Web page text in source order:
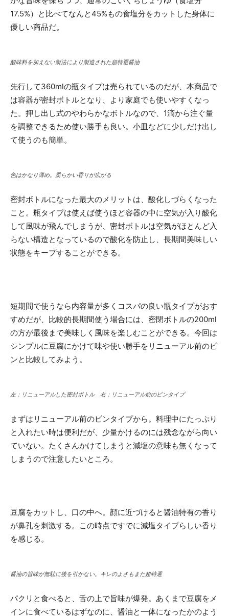
17.5%）と比べてなんと45%もの食塩分をカットした身体に
優しい商品だ。
酸味料を加えない製法により製造された超特選醤油
先行して360mlの瓶タイプは売られているのだが、本商品で
は容器が密封ボトルとなり、より家庭でも使いやすくなっ
た。押し出し式のやわらかなボトルなので、1滴から注ぐ量
を調整できるため使い勝手も良い。小皿などに少しだけ出し
て使うのも簡単。
色はかなり薄め。柔らかい香りが広がる
密封ボトルになった最大のメリットは、酸化しづらくなった
こと。瓶タイプは使えば使うほど容器の中に空気が入り酸化
して風味が飛んでしまうが、密封ボトルは空気がほとんど入
らない構造となっているので酸化を防止し、長期間美味しい
状態をキープすることができる。
短期間で使うなら内容量が多くコスパの良い瓶タイプがおす
すめだが、比較的長期間使う場合には、密閉ボトルの200ml
の方が最後まで美味しく風味を楽しむことができる。今回は
シンプルに豆腐にかけて味や使い勝手をリニューアル前のビ
ンと比較してみよう。
左：リニューアルした密封ボトル 右：リニューアル前のビンタイプ
まずはリニューアル前のビンタイプから。料理中にたっぷり
と入れたい時は便利だが、少量かけるのには残念ながら向い
ていない。たくさんかけてしまうと減塩の意味も無くなって
しまうので注意したいところ。
豆腐をカットし、口の中へ。顔に近づけると醤油特有の香り
が鼻孔を刺激する。この時点ですでに減塩タイプらしい香り
を感じる。
醤油の旨味が無駄に後を引かない。キレのよさもまた超特選
パクリと食べると、舌の上で旨味が爆発。あくまで豆腐をメ
インに食べているはずなのに、醤油と一体になったかのよう